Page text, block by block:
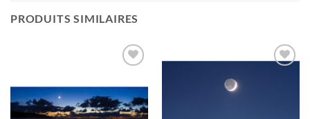
PRODUITS SIMILAIRES
à la
wishlist